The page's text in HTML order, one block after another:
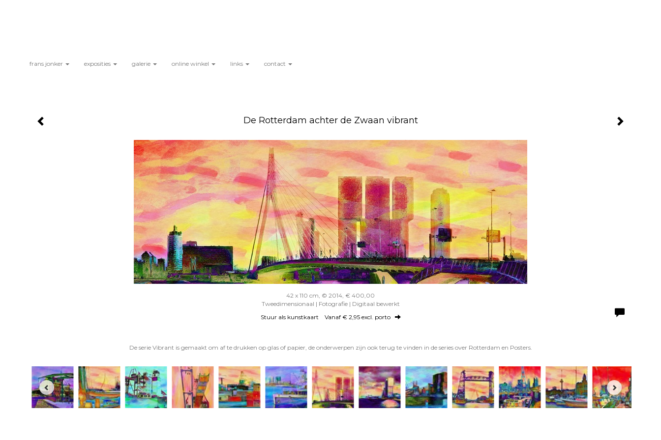
frans jonker exposities galerie online winkel links contact
De Rotterdam achter de Zwaan vibrant
42 x 110 cm, © 2014, € 400,00
Tweedimensionaal | Fotografie | Digitaal bewerkt
Stuur als kunstkaart Vanaf € 2,95 excl. porto
De serie Vibrant is gemaakt om af te drukken op glas of papier, de onderwerpen zijn ook terug te vinden in de series over Rotterdam en Posters.